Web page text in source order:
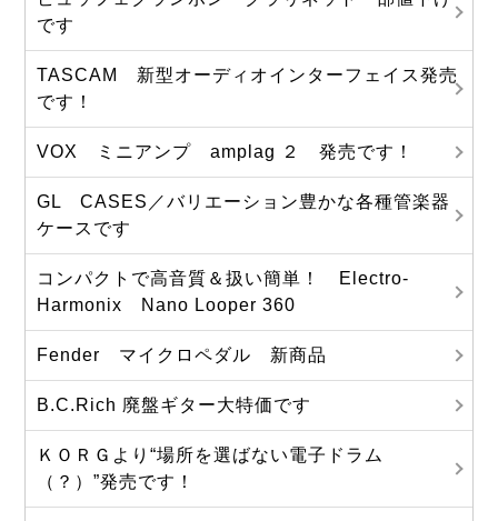
です
TASCAM 新型オーディオインターフェイス発売
です！
VOX ミニアンプ amplag ２ 発売です！
GL CASES／バリエーション豊かな各種管楽器
ケースです
コンパクトで高音質＆扱い簡単！ Electro-
Harmonix Nano Looper 360
Fender マイクロペダル 新商品
B.C.Rich 廃盤ギター大特価です
ＫＯＲＧより“場所を選ばない電子ドラム
（？）”発売です！